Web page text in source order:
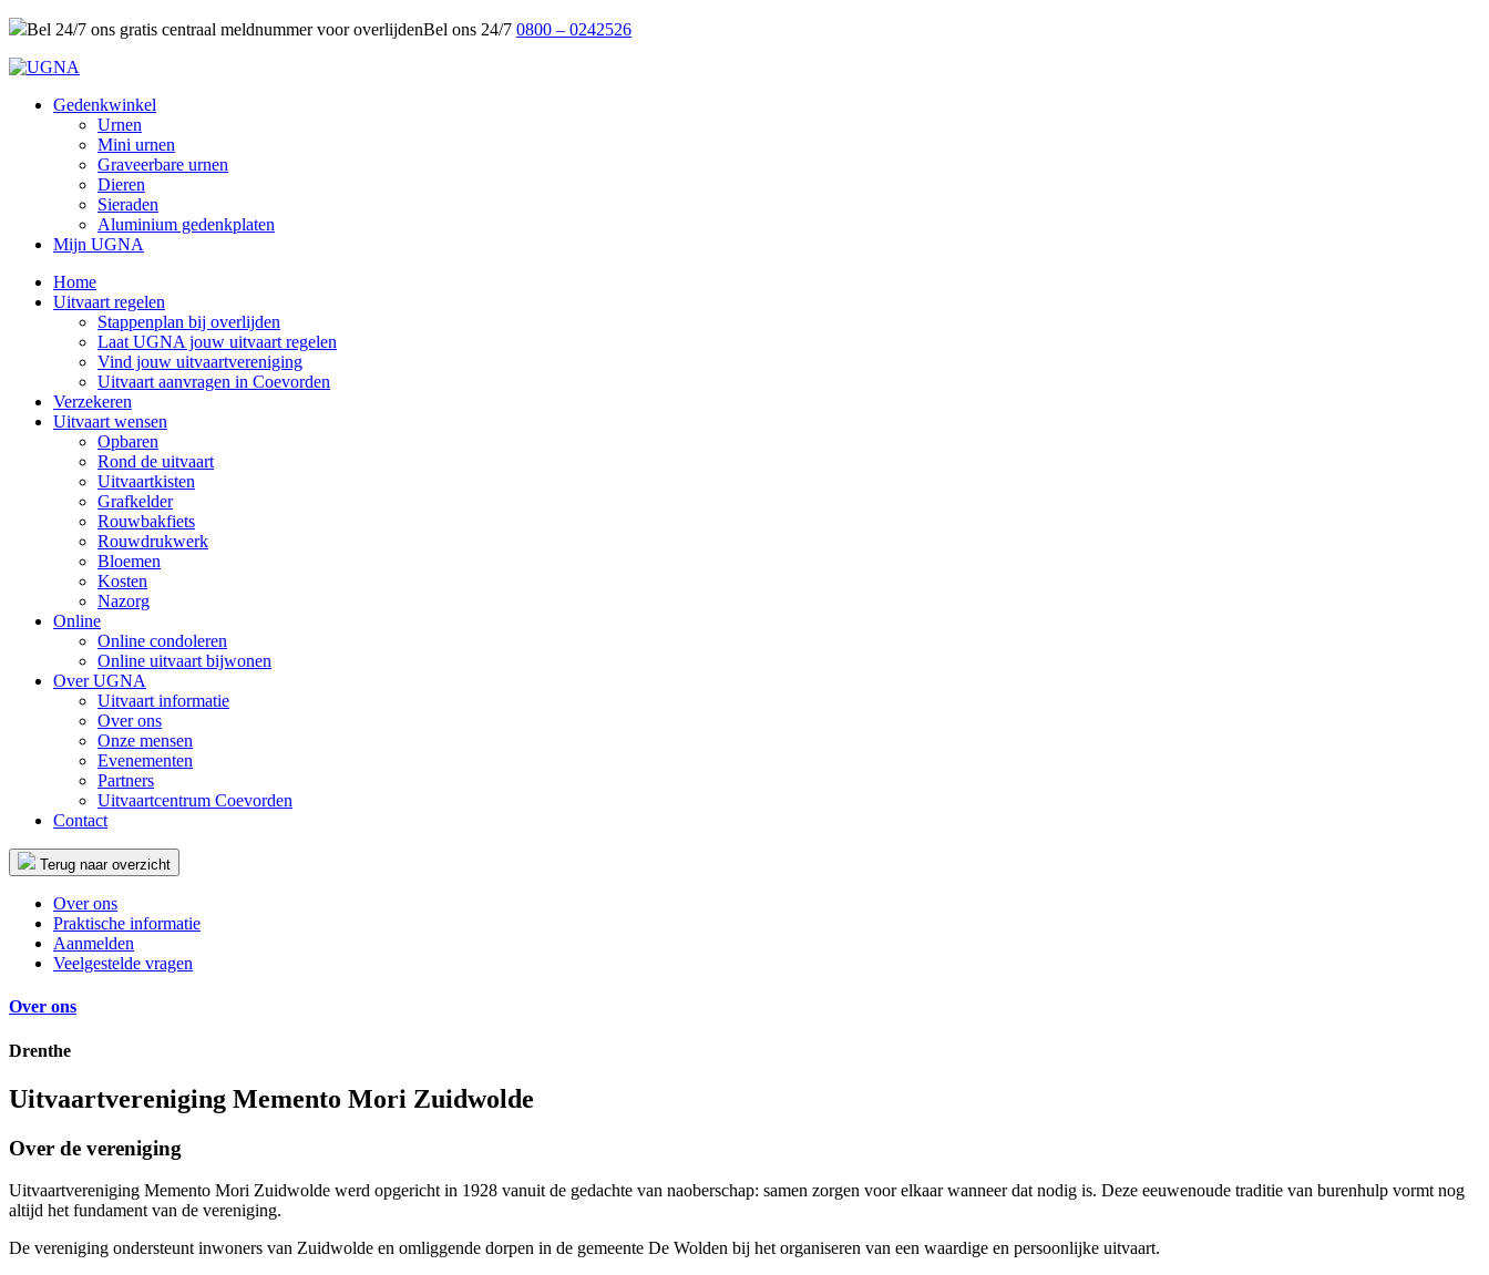
Bel 24/7 ons gratis centraal meldnummer voor overlijdenBel ons 24/7 0800 – 0242526
Gedenkwinkel
Urnen
Mini urnen
Graveerbare urnen
Dieren
Sieraden
Aluminium gedenkplaten
Mijn UGNA
Home
Uitvaart regelen
Stappenplan bij overlijden
Laat UGNA jouw uitvaart regelen
Vind jouw uitvaartvereniging
Uitvaart aanvragen in Coevorden
Verzekeren
Uitvaart wensen
Opbaren
Rond de uitvaart
Uitvaartkisten
Grafkelder
Rouwbakfiets
Rouwdrukwerk
Bloemen
Kosten
Nazorg
Online
Online condoleren
Online uitvaart bijwonen
Over UGNA
Uitvaart informatie
Over ons
Onze mensen
Evenementen
Partners
Uitvaartcentrum Coevorden
Contact
Terug naar overzicht
Over ons
Praktische informatie
Aanmelden
Veelgestelde vragen
Over ons
Drenthe
Uitvaartvereniging Memento Mori Zuidwolde
Over de vereniging
Uitvaartvereniging Memento Mori Zuidwolde werd opgericht in 1928 vanuit de gedachte van naoberschap: samen zorgen voor elkaar wanneer dat nodig is. Deze eeuwenoude traditie van burenhulp vormt nog
altijd het fundament van de vereniging.
De vereniging ondersteunt inwoners van Zuidwolde en omliggende dorpen in de gemeente De Wolden bij het organiseren van een waardige en persoonlijke uitvaart.